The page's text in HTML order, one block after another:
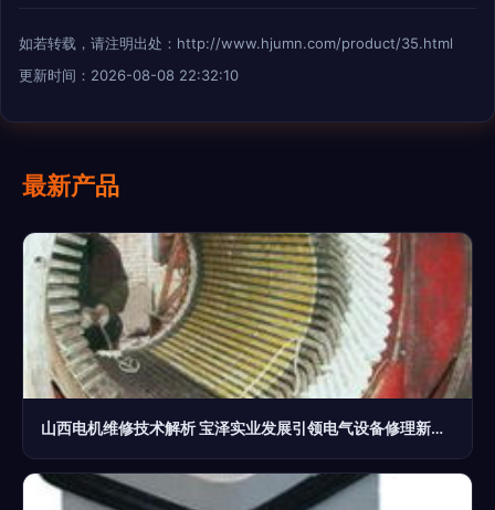
如若转载，请注明出处：http://www.hjumn.com/product/35.html
更新时间：2026-08-08 22:32:10
最新产品
山西电机维修技术解析 宝泽实业发展引领电气设备修理新高度